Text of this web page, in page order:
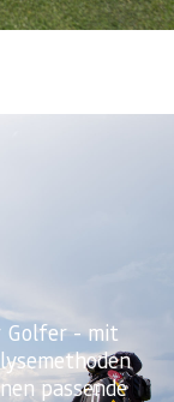
Golfer - mit
passende